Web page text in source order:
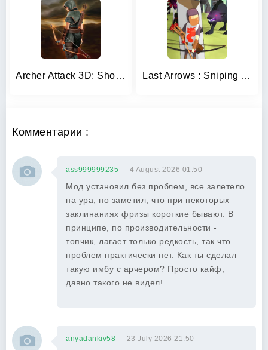
Archer Attack 3D: Shooter War Last Arrows : Sniping Archer
Комментарии :
ass999999235 4 August 2026 01:50
Мод установил без проблем, все залетело
на ура, но заметил, что при некоторых
заклинаниях фризы короткие бывают. В
принципе, по производительности -
топчик, лагает только редкость, так что
проблем практически нет. Как ты сделал
такую имбу с арчером? Просто кайф,
давно такого не видел!
anyadankiv58 23 July 2026 21:50